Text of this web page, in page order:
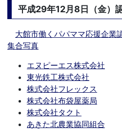
平成29年12月8日（金）
大館市働くパパママ応援企
集合写真
エヌピーエス株式会社
東光鉄工株式会社
株式会社フレックス
株式会社布袋屋薬局
株式会社タクト
あきた北農業協同組合